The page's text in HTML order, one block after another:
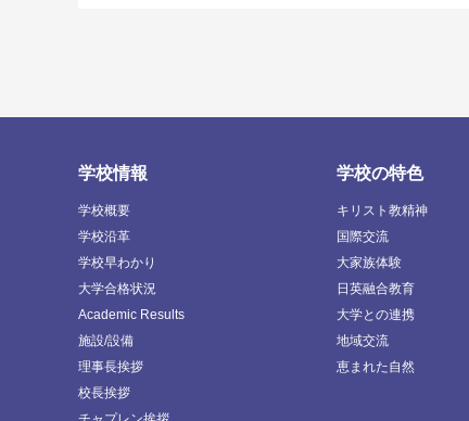
学校情報
学校概要
学校沿革
学校早わかり
大学合格状況
Academic Results
施設/設備
理事長挨拶
校長挨拶
学校の特色
キリスト教精神
国際交流
大家族体験
日英融合教育
大学との連携
地域交流
恵まれた自然